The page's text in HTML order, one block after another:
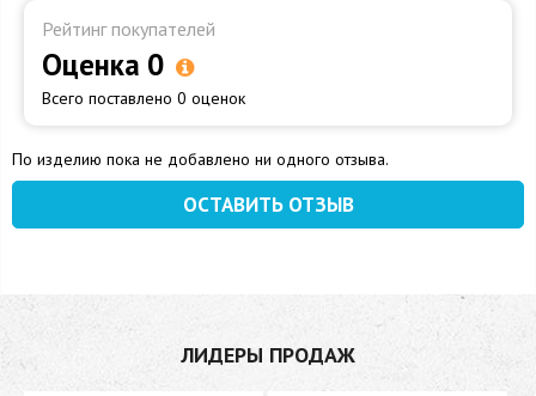
Рейтинг покупателей
Оценка 0
Всего поставлено 0 оценок
По изделию пока не добавлено ни одного отзыва.
ОСТАВИТЬ ОТЗЫВ
ЛИДЕРЫ ПРОДАЖ